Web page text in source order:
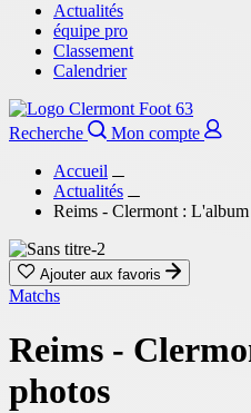
Actualités
équipe pro
Classement
Calendrier
Recherche
Mon compte
Accueil
Actualités
Reims - Clermont :
Ajouter aux favoris
Matchs
Reims -
photos